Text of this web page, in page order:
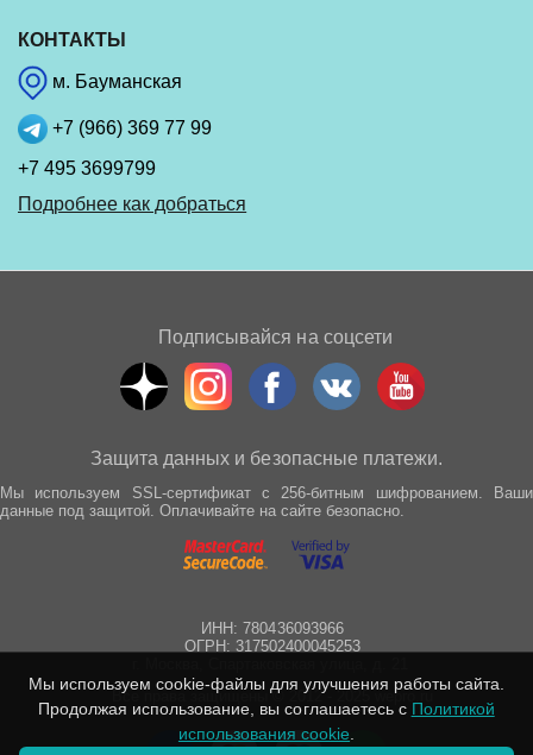
КОНТАКТЫ
м. Бауманская
+7 (966) 369 77 99
+7 495 3699799
Подробнее как добраться
Подписывайся на соцсети
Защита данных и безопасные платежи.
Мы используем SSL-сертификат с 256-битным шифрованием. Ваши
данные под защитой. Оплачивайте на сайте безопасно.
ИНН: 780436093966
ОГРН: 317502400045253
Все права защищены © 2012 - 2025 wepro.ru
Мы используем cookie-файлы для улучшения работы сайта.
Продолжая использование, вы соглашаетесь с Политикой
использования cookie